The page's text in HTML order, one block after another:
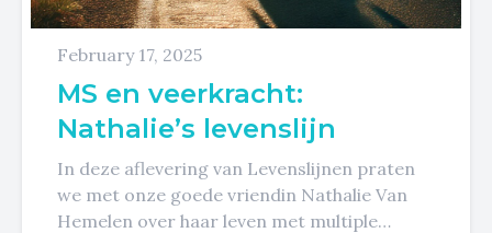
February 17, 2025
MS en veerkracht:
Nathalie’s levenslijn
In deze aflevering van Levenslijnen praten
we met onze goede vriendin Nathalie Van
Hemelen over haar leven met multiple